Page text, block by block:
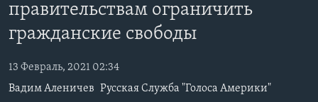
поискДИСКУССИЯ VOA
ДЕТАЛИ
НЬЮ-ЙОРК NEW YORK
АМЕРИКА. БОЛЬШОЕ ПУТЕШЕСТВИЕ
АРТЕФАКТЫ
АМЕРИКАНСКИЕ ГОРОДКИ
ТЕСТЫ
ЗА СВОБОДУ ПРЕССЫ
УЧИМ АНГЛИЙСКИЙ
ВИДЕО
ПОДПИСКА НА НОВОСТИ
правительствам ограничить
гражданские свободы
13 Февраль, 2021 02:34
Вадим Аленичев Русская Служба "Голоса Америки"